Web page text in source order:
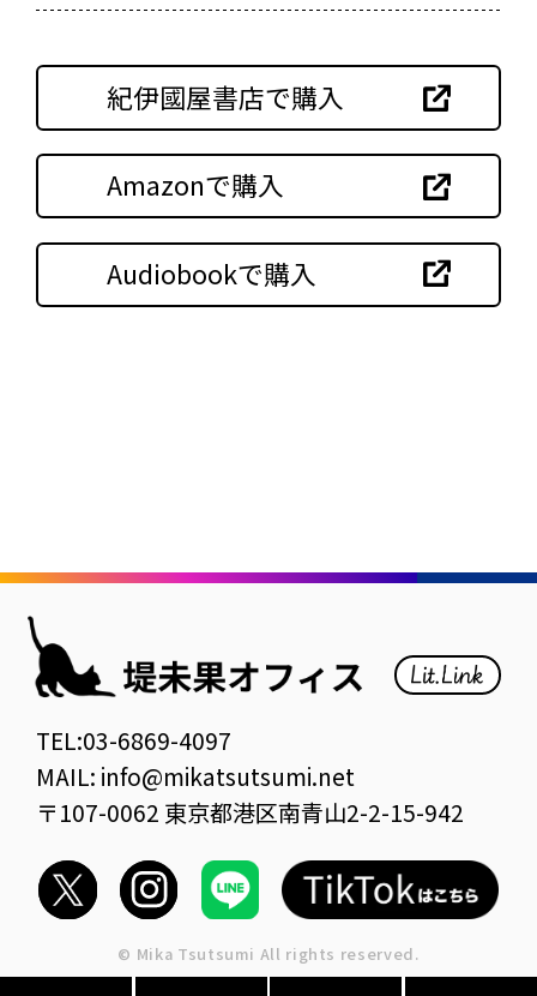
紀伊國屋書店で購入
Amazonで購入
Audiobookで購入
TEL:03-6869-4097
MAIL: info@mikatsutsumi.net
〒107-0062 東京都港区南青山2-2-15-942
© Mika Tsutsumi All rights reserved.